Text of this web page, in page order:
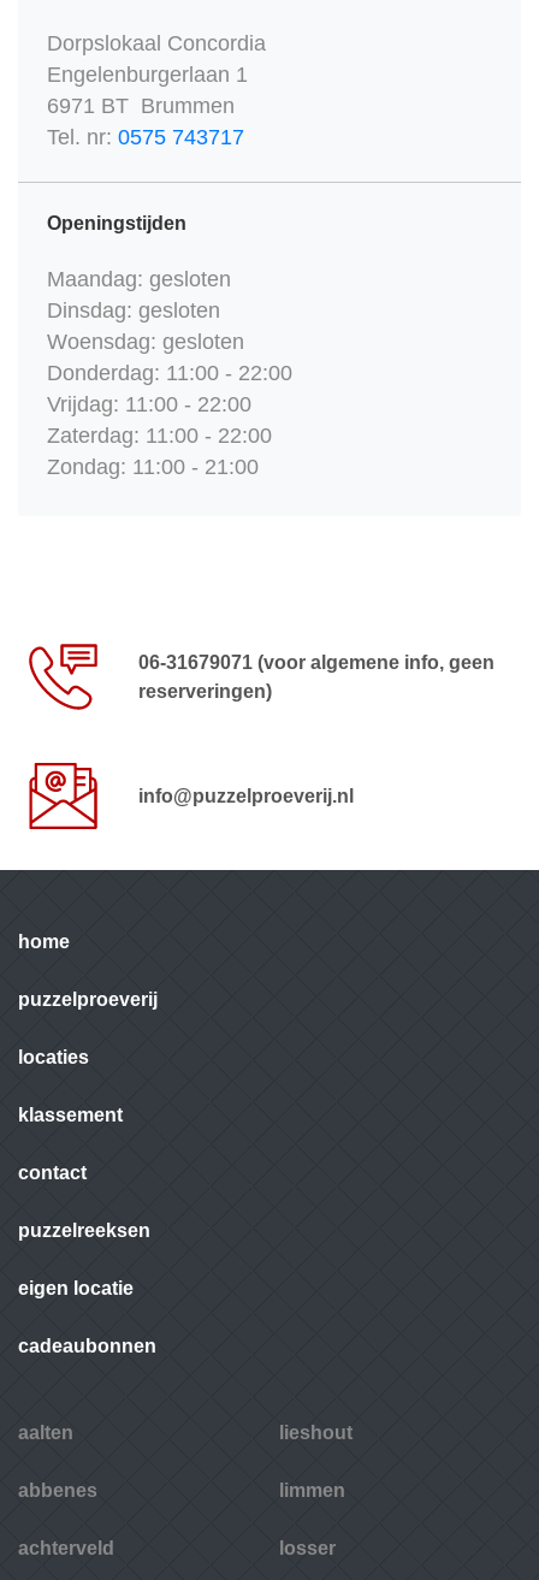
Dorpslokaal Concordia
Engelenburgerlaan 1
6971 BT Brummen
Tel. nr: 0575 743717
Openingstijden
Maandag: gesloten
Dinsdag: gesloten
Woensdag: gesloten
Donderdag: 11:00 - 22:00
Vrijdag: 11:00 - 22:00
Zaterdag: 11:00 - 22:00
Zondag: 11:00 - 21:00
06-31679071 (voor algemene info, geen
reserveringen)
info@puzzelproeverij.nl
home
puzzelproeverij
locaties
klassement
contact
puzzelreeksen
eigen locatie
cadeaubonnen
aalten
abbenes
achterveld
lieshout
limmen
losser